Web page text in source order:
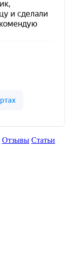
Отзывы Статьи